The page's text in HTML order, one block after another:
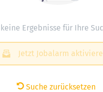
Ergebnisse für Ihre
Jetzt Jobalarm
Suche zurücksetzen